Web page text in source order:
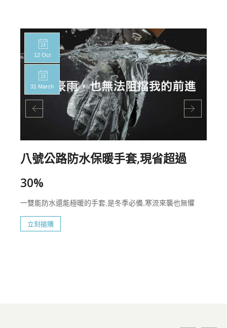
12 Oct
31 March
八號公路防水保暖手套,現省超過
30%
一雙能防水還能極暖的手套,是冬季必備,寒流來襲也無懼
立刻搶購